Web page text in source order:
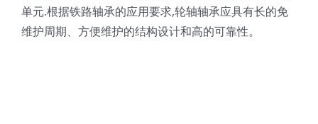
单元.根据铁路轴承的应用要求,轮轴轴承应具有长的免
维护周期、方便维护的结构设计和高的可靠性。